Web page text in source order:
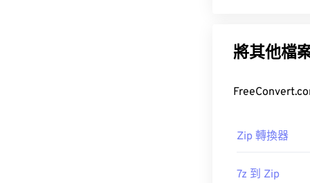
將其他檔
Zip 轉換器
7z 到 Zip